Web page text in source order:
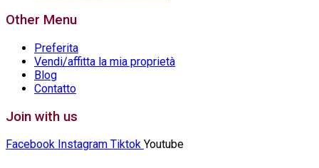
Other Menu
Preferita
Vendi/affitta la mia proprietà
Blog
Contatto
Join with us
Facebook Instagram Tiktok Youtube